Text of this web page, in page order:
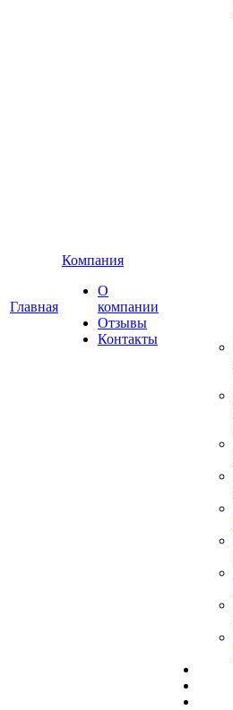
Главная
Компания
О
компании
Отзывы
Контакты